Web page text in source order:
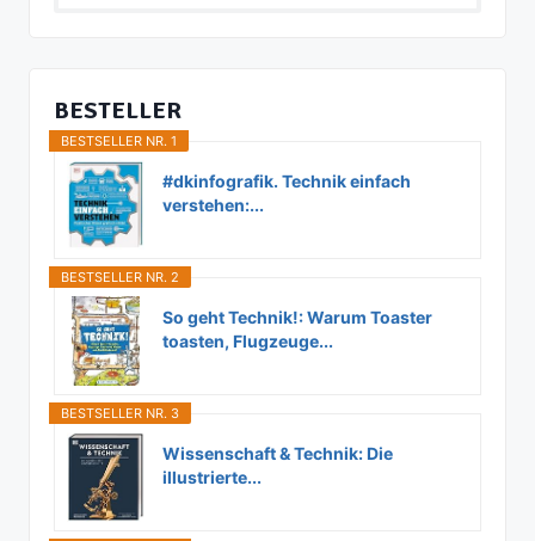
BESTELLER
BESTSELLER NR. 1
#dkinfografik. Technik einfach
verstehen:...
BESTSELLER NR. 2
So geht Technik!: Warum Toaster
toasten, Flugzeuge...
BESTSELLER NR. 3
Wissenschaft & Technik: Die
illustrierte...